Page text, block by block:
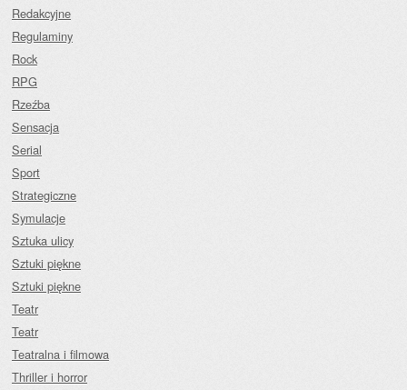
Redakcyjne
Regulaminy
Rock
RPG
Rzeźba
Sensacja
Serial
Sport
Strategiczne
Symulacje
Sztuka ulicy
Sztuki piękne
Sztuki piękne
Teatr
Teatr
Teatralna i filmowa
Thriller i horror